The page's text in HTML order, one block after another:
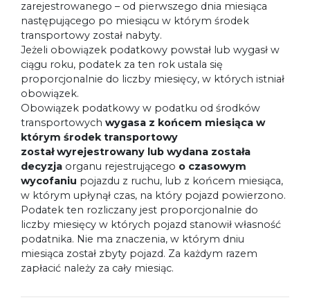
zarejestrowanego – od pierwszego dnia miesiąca
następującego po miesiącu w którym środek
transportowy został nabyty.
Jeżeli obowiązek podatkowy powstał lub wygasł w
ciągu roku, podatek za ten rok ustala się
proporcjonalnie do liczby miesięcy, w których istniał
obowiązek.
Obowiązek podatkowy w podatku od środków
transportowych wygasa z końcem miesiąca w
którym środek transportowy
został wyrejestrowany lub wydana została
decyzja organu rejestrującego o czasowym
wycofaniu pojazdu z ruchu, lub z końcem miesiąca,
w którym upłynął czas, na który pojazd powierzono.
Podatek ten rozliczany jest proporcjonalnie do
liczby miesięcy w których pojazd stanowił własność
podatnika. Nie ma znaczenia, w którym dniu
miesiąca został zbyty pojazd. Za każdym razem
zapłacić należy za cały miesiąc.